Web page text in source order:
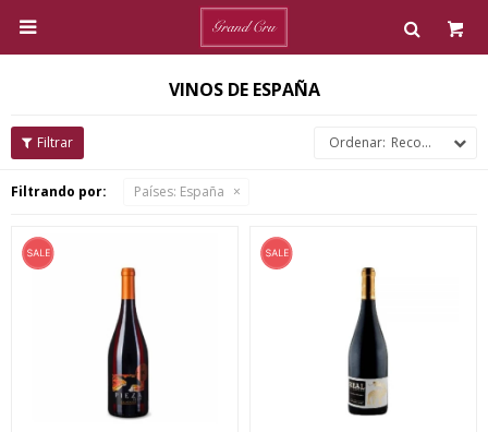

VINOS DE ESPAÑA
Recomendados
Filtrando por: Países: España